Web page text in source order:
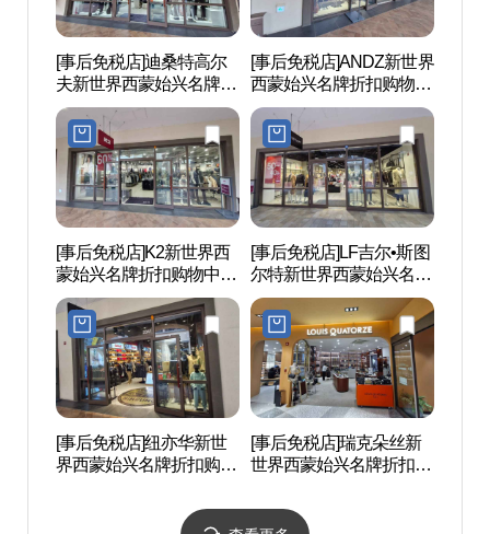
[事后免税店]迪桑特高尔
夫新世界西蒙始兴名牌折
扣购物中心(데상트골프
신세계사이먼프리미엄아
울렛 시흥점)
[事后免税店]ANDZ新世界
西蒙始兴名牌折扣购物中
心(앤드지 신세계사이먼
프리미엄아울렛 시흥점)
[事后免税店]K2新世界西
蒙始兴名牌折扣购物中心
(K2 신세계사이먼프리미
엄아울렛 시흥점)
[事后免税店]LF吉尔•斯图
尔特新世界西蒙始兴名牌
折扣购物中心(질스튜어
트 신세계사이먼프리미
엄아울렛 시흥점)
[事后免税店]纽亦华新世
界西蒙始兴名牌折扣购物
먼프리미엄아울렛 시흥
[事后免税店]瑞克朵丝新
世界西蒙始兴名牌折扣购
계사이먼프리미엄아울렛
시흥점)